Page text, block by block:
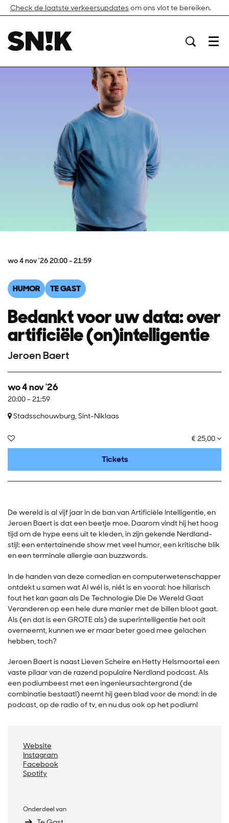
Check de laatste verkeersupdates om ons vlot te bereiken.
Menu
HUMOR TE GAST
Bedankt voor uw data: over
artificiële (on)intelligentie
Jeroen Baert
wo 4 nov '2620:00 - 21:59
wo 4 nov '26
20:00- 21:59
Stadsschouwburg, Sint-Niklaas
€ 25,00
Tickets
De wereld is al vijf jaar in de ban van Artificiële Intelligentie, en
Jeroen Baert is dat een beetje moe. Daarom vindt hij het hoog
tijd om de hype eens uit te kleden, in zijn gekende Nerdland-
stijl: een entertainende show met veel humor, een kritische blik
en een terminale allergie aan buzzwords.
In de handen van deze comedian en computerwetenschapper
ontdekt u samen wat AI wél is, niét is en vooral: hoe hilarisch
fout het kan gaan als De Technologie Die De Wereld Gaat
Veranderen op een hele dure manier met de billen bloot gaat.
Als (en dat is een GROTE als) de superintelligentie het ooit
overneemt, kunnen we er maar beter goed mee gelachen
hebben, toch?
Jeroen Baert is naast Lieven Scheire en Hetty Helsmoortel een
vaste pilaar van de razend populaire Nerdland podcast. Als
een podiumbeest met een ingenieursachtergrond (de
combinatie bestaat!) neemt hij geen blad voor de mond: in de
podcast, op de radio of tv, en nu dus ook op het podium!
Website
Instagram
Facebook
Spotify
Onderdeel van